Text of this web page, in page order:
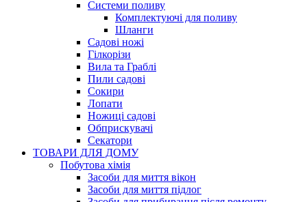
Системи поливу
Комплектуючі для поливу
Шланги
Садові ножі
Гілкорізи
Вила та Граблі
Пили садові
Сокири
Лопати
Ножиці садові
Обприскувачі
Секатори
ТОВАРИ ДЛЯ ДОМУ
Побутова хімія
Засоби для миття вікон
Засоби для миття підлог